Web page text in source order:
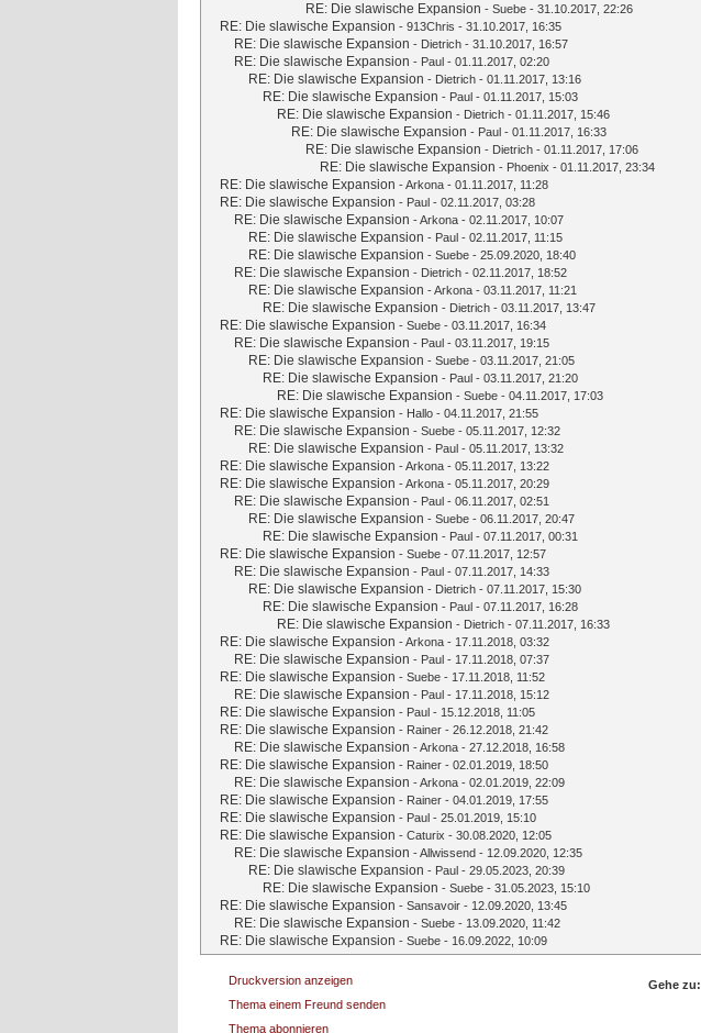
RE: Die slawische Expansion - Suebe - 31.10.2017, 22:26
RE: Die slawische Expansion - 913Chris - 31.10.2017, 16:35
RE: Die slawische Expansion - Dietrich - 31.10.2017, 16:57
RE: Die slawische Expansion - Paul - 01.11.2017, 02:20
RE: Die slawische Expansion - Dietrich - 01.11.2017, 13:16
RE: Die slawische Expansion - Paul - 01.11.2017, 15:03
RE: Die slawische Expansion - Dietrich - 01.11.2017, 15:46
RE: Die slawische Expansion - Paul - 01.11.2017, 16:33
RE: Die slawische Expansion - Dietrich - 01.11.2017, 17:06
RE: Die slawische Expansion - Phoenix - 01.11.2017, 23:34
RE: Die slawische Expansion -Arkona - 01.11.2017, 11:28
RE: Die slawische Expansion - Paul - 02.11.2017, 03:28
RE: Die slawische Expansion -Arkona - 02.11.2017, 10:07
RE: Die slawische Expansion - Paul - 02.11.2017, 11:15
RE: Die slawische Expansion - Suebe - 25.09.2020, 18:40
RE: Die slawische Expansion - Dietrich - 02.11.2017, 18:52
RE: Die slawische Expansion -Arkona - 03.11.2017, 11:21
RE: Die slawische Expansion - Dietrich - 03.11.2017, 13:47
RE: Die slawische Expansion - Suebe - 03.11.2017, 16:34
RE: Die slawische Expansion - Paul - 03.11.2017, 19:15
RE: Die slawische Expansion - Suebe - 03.11.2017, 21:05
RE: Die slawische Expansion - Paul - 03.11.2017, 21:20
RE: Die slawische Expansion - Suebe - 04.11.2017, 17:03
RE: Die slawische Expansion - Hallo - 04.11.2017, 21:55
RE: Die slawische Expansion - Suebe - 05.11.2017, 12:32
RE: Die slawische Expansion - Paul - 05.11.2017, 13:32
RE: Die slawische Expansion -Arkona - 05.11.2017, 13:22
RE: Die slawische Expansion -Arkona - 05.11.2017, 20:29
RE: Die slawische Expansion - Paul - 06.11.2017, 02:51
RE: Die slawische Expansion - Suebe - 06.11.2017, 20:47
RE: Die slawische Expansion - Paul - 07.11.2017, 00:31
RE: Die slawische Expansion - Suebe - 07.11.2017, 12:57
RE: Die slawische Expansion - Paul - 07.11.2017, 14:33
RE: Die slawische Expansion - Dietrich - 07.11.2017, 15:30
RE: Die slawische Expansion - Paul - 07.11.2017, 16:28
RE: Die slawische Expansion - Dietrich - 07.11.2017, 16:33
RE: Die slawische Expansion -Arkona - 17.11.2018, 03:32
RE: Die slawische Expansion - Paul - 17.11.2018, 07:37
RE: Die slawische Expansion - Suebe - 17.11.2018, 11:52
RE: Die slawische Expansion - Paul - 17.11.2018, 15:12
RE: Die slawische Expansion - Paul - 15.12.2018, 11:05
RE: Die slawische Expansion - Rainer - 26.12.2018, 21:42
RE: Die slawische Expansion -Arkona - 27.12.2018, 16:58
RE: Die slawische Expansion - Rainer - 02.01.2019, 18:50
RE: Die slawische Expansion -Arkona - 02.01.2019, 22:09
RE: Die slawische Expansion - Rainer - 04.01.2019, 17:55
RE: Die slawische Expansion - Paul - 25.01.2019, 15:10
RE: Die slawische Expansion - Caturix - 30.08.2020, 12:05
RE: Die slawische Expansion -Allwissend - 12.09.2020, 12:35
RE: Die slawische Expansion - Paul - 29.05.2023, 20:39
RE: Die slawische Expansion - Suebe - 31.05.2023, 15:10
RE: Die slawische Expansion - Sansavoir - 12.09.2020, 13:45
RE: Die slawische Expansion - Suebe - 13.09.2020, 11:42
RE: Die slawische Expansion - Suebe - 16.09.2022, 10:09
Druckversion anzeigen
Thema einem Freund senden
Thema abonnieren
Gehe zu: